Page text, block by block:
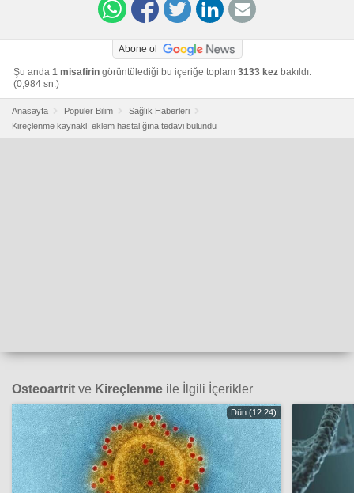
Abone ol
Şu anda 1 misafirin görüntülediği bu içeriğe toplam 3133 kez bakıldı.
(0,984 sn.)
Anasayfa Popüler Bilim
Sağlık Haberleri
Kireçlenme kaynaklı eklem hastalığına tedavi bulundu
Osteoartrit ve Kireçlenme ile İlgili İçerikler
Dün (12:24)